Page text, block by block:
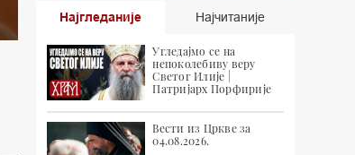
Најгледаније Најчитаније
Угледајмо се на
непоколебиву веру
Светог Илије |
Патријарх Порфирије
Вести из Цркве за
04.08.2026.